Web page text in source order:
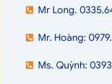
Mr Long.
Mr. Hoàng:
Ms. Quỳnh: